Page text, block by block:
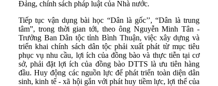
Đảng, chính sách pháp luật của Nhà nước.
Tiếp tục vận dụng bài học “Dân là gốc’’, “Dân là trung
tâm”, trong thời gian tới, theo ông Nguyễn Minh Tân -
Trưởng Ban Dân tộc tỉnh Bình Thuận, việc xây dựng và
triển khai chính sách dân tộc phải xuất phát từ mục tiêu
phục vụ nhu cầu, lợi ích của đồng bào và thực tiễn tại cơ
sở, phải đặt lợi ích của đồng bào DTTS là ưu tiên hàng
đầu. Huy động các nguồn lực để phát triển toàn diện dân
sinh, kinh tế - xã hội gắn với phát huy tiềm lực, lợi thế của